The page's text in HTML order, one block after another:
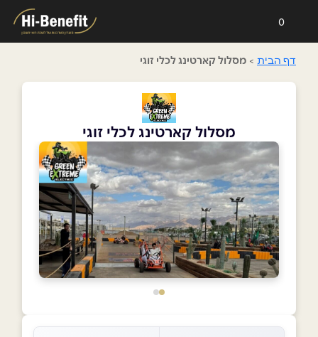
0
דף הבית > מסלול קארטינג לכלי זוגי
מסלול קארטינג לכלי זוגי